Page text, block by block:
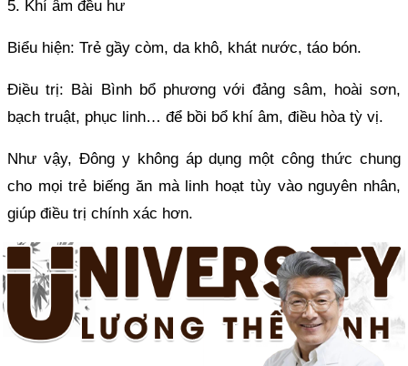
5. Khí âm đều hư
Biểu hiện: Trẻ gầy còm, da khô, khát nước, táo bón.
Điều trị: Bài Bình bổ phương với đảng sâm, hoài sơn,
bạch truật, phục linh… để bồi bổ khí âm, điều hòa tỳ vị.
Như vậy, Đông y không áp dụng một công thức chung
cho mọi trẻ biếng ăn mà linh hoạt tùy vào nguyên nhân,
giúp điều trị chính xác hơn.